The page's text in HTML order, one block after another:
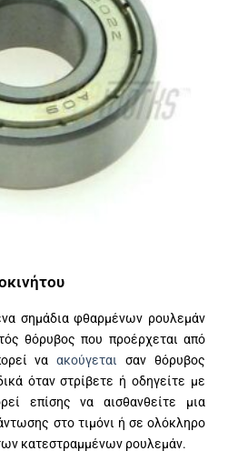
σημάδια φθαρμένων ρουλεμάν
θόρυβος που προέρχεται από
ναακούγεται σαν θόρυβος
όταν στρίβετε ή οδηγείτε με
επίσης να αισθανθείτε μια
στο τιμόνι ή σε ολόκληρο
κατεστραμμένων ρουλεμάν.